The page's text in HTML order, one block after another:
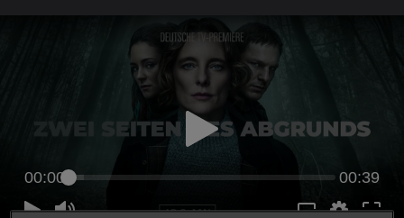
00:00 00:39